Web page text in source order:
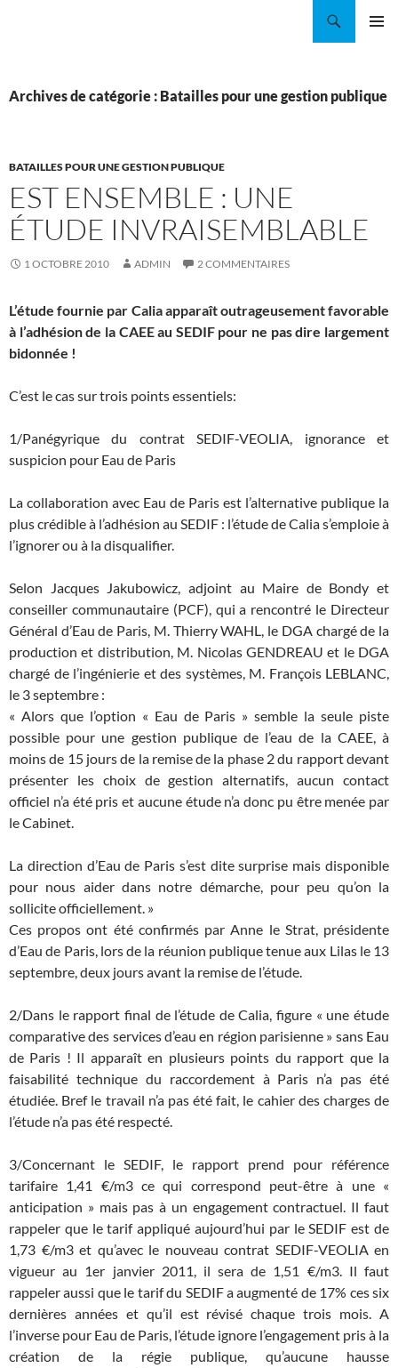
Archives de catégorie : Batailles pour une gestion publique
BATAILLES POUR UNE GESTION PUBLIQUE
EST ENSEMBLE : UNE
ÉTUDE INVRAISEMBLABLE
1 OCTOBRE 2010 ADMIN 2 COMMENTAIRES
L’étude fournie par Calia apparaît outrageusement favorable
à l’adhésion de la CAEE au SEDIF pour ne pas dire largement
bidonnée !
C’est le cas sur trois points essentiels:
1/Panégyrique du contrat SEDIF-VEOLIA, ignorance et
suspicion pour Eau de Paris
La collaboration avec Eau de Paris est l’alternative publique la
plus crédible à l’adhésion au SEDIF : l’étude de Calia s’emploie à
l’ignorer ou à la disqualifier.
Selon Jacques Jakubowicz, adjoint au Maire de Bondy et
conseiller communautaire (PCF), qui a rencontré le Directeur
Général d’Eau de Paris, M. Thierry WAHL, le DGA chargé de la
production et distribution, M. Nicolas GENDREAU et le DGA
chargé de l’ingénierie et des systèmes, M. François LEBLANC,
le 3 septembre :
« Alors que l’option « Eau de Paris » semble la seule piste
possible pour une gestion publique de l’eau de la CAEE, à
moins de 15 jours de la remise de la phase 2 du rapport devant
présenter les choix de gestion alternatifs, aucun contact
officiel n’a été pris et aucune étude n’a donc pu être menée par
le Cabinet.
La direction d’Eau de Paris s’est dite surprise mais disponible
pour nous aider dans notre démarche, pour peu qu’on la
sollicite officiellement. »
Ces propos ont été confirmés par Anne le Strat, présidente
d’Eau de Paris, lors de la réunion publique tenue aux Lilas le 13
septembre, deux jours avant la remise de l’étude.
2/Dans le rapport final de l’étude de Calia, figure « une étude
comparative des services d’eau en région parisienne » sans Eau
de Paris ! Il apparaît en plusieurs points du rapport que la
faisabilité technique du raccordement à Paris n’a pas été
étudiée. Bref le travail n’a pas été fait, le cahier des charges de
l’étude n’a pas été respecté.
3/Concernant le SEDIF, le rapport prend pour référence
tarifaire 1,41 €/m3 ce qui correspond peut-être à une «
anticipation » mais pas à un engagement contractuel. Il faut
rappeler que le tarif appliqué aujourd’hui par le SEDIF est de
1,73 €/m3 et qu’avec le nouveau contrat SEDIF-VEOLIA en
vigueur au 1er janvier 2011, il sera de 1,51 €/m3. Il faut
rappeler aussi que le tarif du SEDIF a augmenté de 17% ces six
dernières années et qu’il est révisé chaque trois mois. A
l’inverse pour Eau de Paris, l’étude ignore l’engagement pris à la
création de la régie publique, qu’aucune hausse